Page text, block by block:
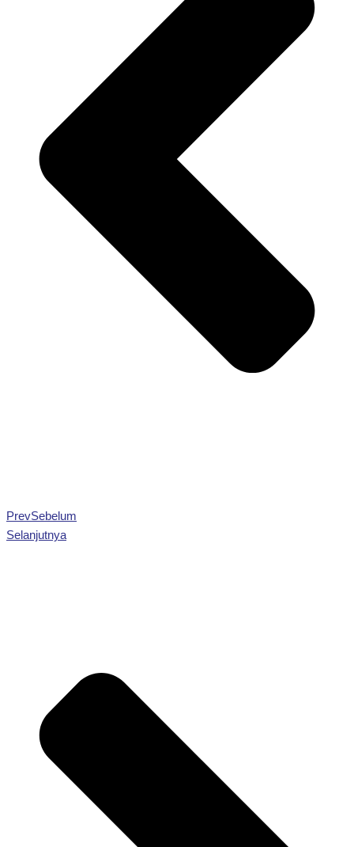
PrevSebelum
Selanjutnya